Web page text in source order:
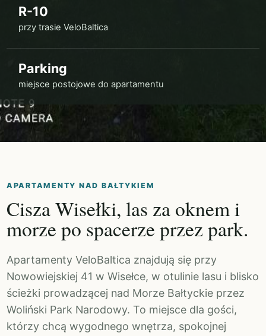
R-10
przy trasie VeloBaltica
Parking
miejsce postojowe do apartamentu
APARTAMENTY NAD BAŁTYKIEM
Cisza Wisełki, las za oknem i
morze po spacerze przez park.
Apartamenty VeloBaltica znajdują się przy
Nowowiejskiej 41 w Wisełce, w otulinie lasu i blisko
ścieżki prowadzącej nad Morze Bałtyckie przez
Woliński Park Narodowy. To miejsce dla gości,
którzy chcą wygodnego wnętrza, spokojnej